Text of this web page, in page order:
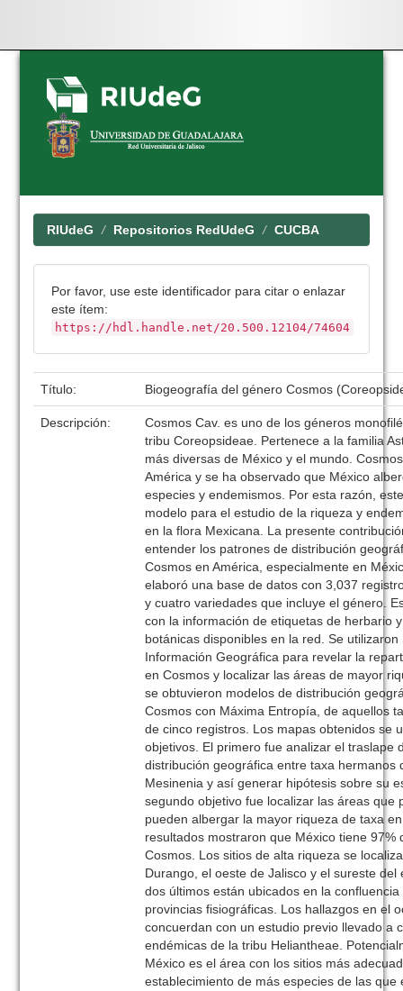
Skip
navigation
RIUdeG Repositorios RedUdeG CUCBA
Por favor, use este identificador para citar o enlazar
este ítem:
https://hdl.handle.net/20.500.12104/74604
Título: Biogeografía del género Cosmos
Descripción:
Cosmos Cav. es uno de los géneros
tribu Coreopsideae. Pertenece a la familia
más diversas de México y el mundo.
América y se ha observado que México
especies y endemismos. Por esta razón,
modelo para el estudio de la riqueza y
en la flora Mexicana. La presente
entender los patrones de distribución
Cosmos en América, especialmente en
elaboró una base de datos con 3,037
y cuatro variedades que incluye el género.
con la información de etiquetas de herbario
botánicas disponibles en la red. Se utilizaron
Información Geográfica para revelar la
en Cosmos y localizar las áreas de mayor
se obtuvieron modelos de distribución
Cosmos con Máxima Entropía, de aquellos
de cinco registros. Los mapas obtenidos se
objetivos. El primero fue analizar el traslape
distribución geográfica entre taxa hermanos
Mesinenia y así generar hipótesis sobre su
segundo objetivo fue localizar las áreas que
pueden albergar la mayor riqueza de taxa
resultados mostraron que México tiene 97%
Cosmos. Los sitios de alta riqueza se
Durango, el oeste de Jalisco y el sureste del
dos últimos están ubicados en la
provincias fisiográficas. Los hallazgos en el
concuerdan con un estudio previo llevado a
endémicas de la tribu Heliantheae.
México es el área con los sitios más
establecimiento de más especies de las que